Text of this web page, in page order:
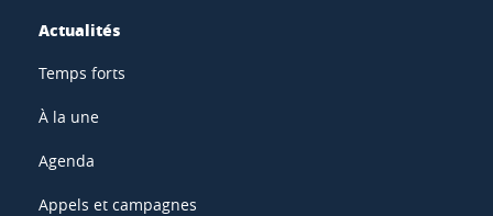
Actualités
Temps forts
À la une
Agenda
Appels et campagnes